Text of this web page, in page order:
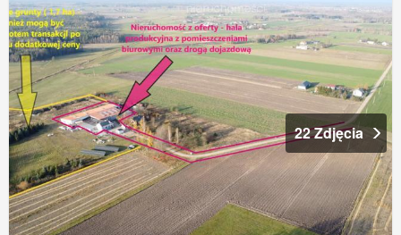
22 Zdjęcia